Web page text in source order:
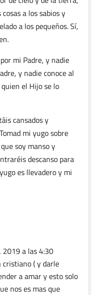
a los sabios y
a los pequeños. Sí,
mi Padre, y nadie
y nadie conoce al
el Hijo se lo
cansados y
mi yugo sobre
soy manso y
descanso para
es llevadero y mi
a las 4:30
cristiano ( y darle
a amar y esto solo
nos es mas que